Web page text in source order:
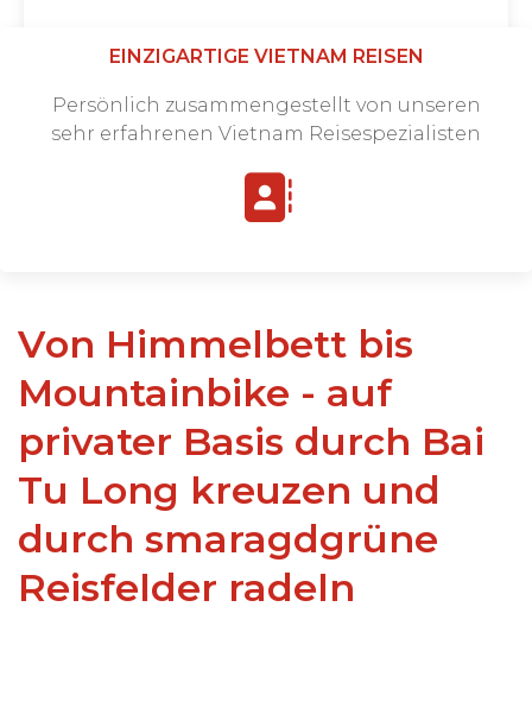
Angebot anfordern
EINZIGARTIGE VIETNAM REISEN
Persönlich zusammengestellt von unseren
sehr erfahrenen Vietnam Reisespezialisten
Von Himmelbett bis
Mountainbike - auf
privater Basis durch Bai
Tu Long kreuzen und
durch smaragdgrüne
Reisfelder radeln